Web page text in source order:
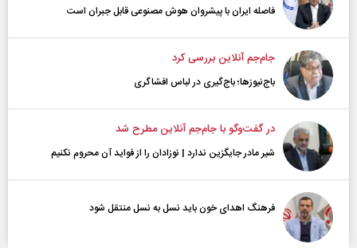
فاصله ایران با پیشرو‌ان هوش مصنوعی قابل جبران است
جام‌جم آنلاین بررسی کرد
باج‌نیوزها؛ باج‌گیری در لباس افشاگری
در گفت‌و‌گو با جام‌جم آنلاین مطرح شد
شیر مادر جایگزین ندارد | نوزادان را از فواید آن محروم نکنیم
فرهنگ اهدای خون باید نسل به نسل منتقل شود